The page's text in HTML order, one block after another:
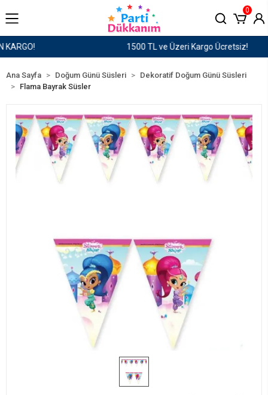
1500 TL ve Üzeri Kargo Ücretsiz!
0
Ana Sayfa Doğum Günü Süsleri
Dekoratif Doğum Günü Süsleri
Flama Bayrak Süsler